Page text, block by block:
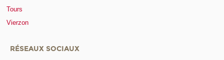
Tours
Vierzon
RÉSEAUX SOCIAUX